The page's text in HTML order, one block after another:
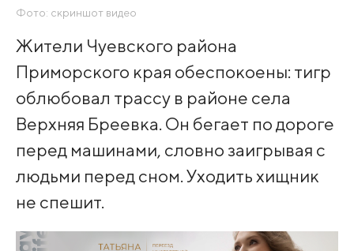
Фото: скриншот видео
Жители Чуевского района
Приморского края обеспокоены: тигр
облюбовал трассу в районе села
Верхняя Бреевка. Он бегает по дороге
перед машинами, словно заигрывая с
людьми перед сном. Уходить хищник
не спешит.